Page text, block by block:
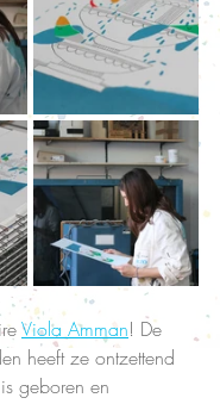
Viola Amman! De
heeft ze ontzettend
geboren en